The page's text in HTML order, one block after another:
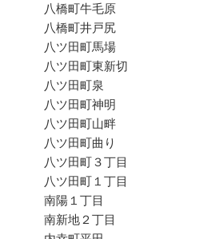
八橋町牛毛原
八橋町井戸尻
八ツ田町馬場
八ツ田町東新切
八ツ田町泉
八ツ田町神明
八ツ田町山畔
八ツ田町曲り
八ツ田町３丁目
八ツ田町１丁目
南陽１丁目
南新地２丁目